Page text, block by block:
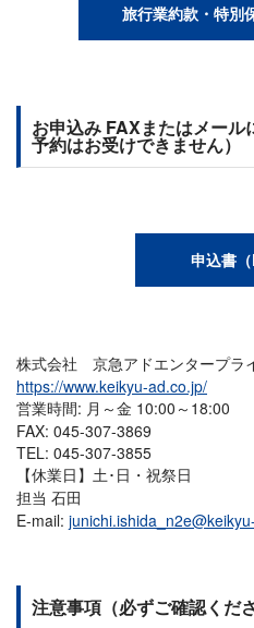
旅行業約款・特別
お申込み FAXまたはメー
予約はお受けできません）
申込書（
株式会社 京急アドエンタープラ
https://www.keikyu-ad.co.jp/
営業時間: 月～金 10:00～18:00
FAX: 045-307-3869
TEL: 045-307-3855
【休業日】土･日・祝祭日
担当 石田
E-mail:
注意事項（必ずご確認くだ